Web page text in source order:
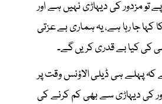
کہنا ہے کہ 400 روپے تو مزدور کی دیہاڑی نہیں ہے اور
جا رہا ہے، یہ ہماری بے عزتی
کی کیا بے قدری کریں گے۔
کہ پہلے ہی ڈیلی الاؤنس وقت پر
کی دیہاڑی سے بھی کم کرنے کی